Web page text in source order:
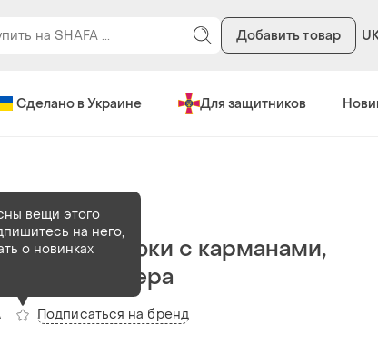
Добавить товар
Сделано в Украине Для защитников
1 шт
брюки с карманами,
размера
вещи этого
на него,
о новинках
Подписаться на бренд